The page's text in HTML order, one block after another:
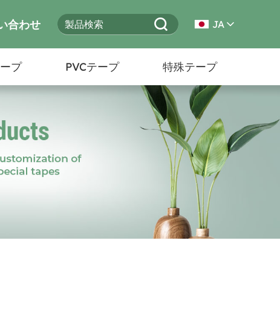
合わせ JA
プ PVCテープ 特殊テープ